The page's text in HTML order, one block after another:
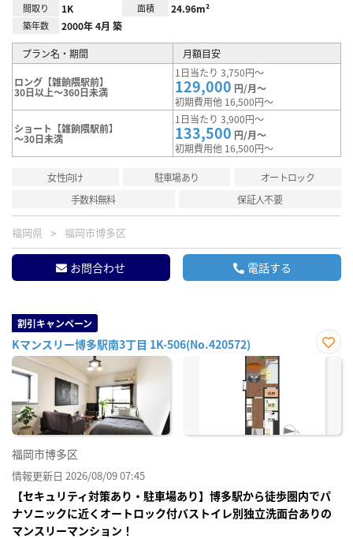
間取り 1K 面積 24.96m²
築年数 2000年 4月 築
プラン名・期間 月額目安
ロング【雑餉隈駅前】
30日以上～360日未満
1日当たり 3,750円～
129,000 円/月～
初期費用他 16,500円～
ショート【雑餉隈駅前】
～30日未満
1日当たり 3,900円～
133,500 円/月～
初期費用他 16,500円～
女性向け 駐車場あり
オートロック
手数料無料
保証人不要
福岡県 福岡市博多区
お問合わせ 電話する
割引キャンペーン
Kマンスリー博多駅南3丁目 1K-506(No.420572)
お気
福岡市博多区
情報更新日 2026/08/09 07:45
【セキュリティ対策あり・駐車場あり】博多駅から徒歩圏内でパ
ナソニックに近くオートロック付バストイレ別独立洗面台ありの
マンスリーマンション！